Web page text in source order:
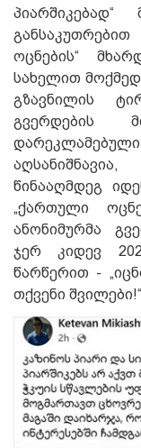
ოცნების“
სახელით
გზავნილის
გვერდების
წინააღმდეგ
„ქართული
ანონიმურმა
ჯერ კიდევ
წარწერით -
თქვენი